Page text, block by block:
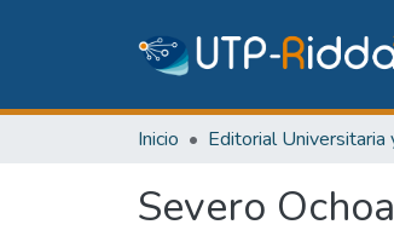
Inicio
Severo